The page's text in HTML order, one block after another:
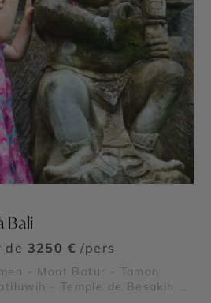
Bali
de 3250 € /pers
- Mont Batur - Taman
- Temple de Besakih -